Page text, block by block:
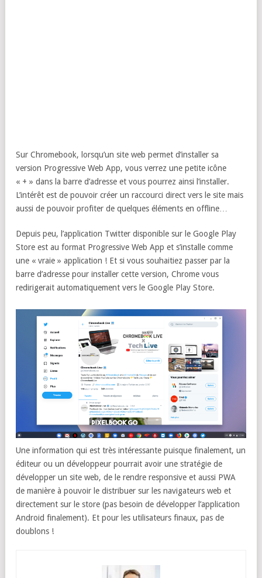
Sur Chromebook, lorsqu’un site web permet d’installer sa
version Progressive Web App, vous verrez une petite icône
« + » dans la barre d’adresse et vous pourrez ainsi l’installer.
L’intérêt est de pouvoir créer un raccourci direct vers le site mais
aussi de pouvoir profiter de quelques éléments en offline…
Depuis peu, l’application Twitter disponible sur le Google Play
Store est au format Progressive Web App et s’installe comme
une « vraie » application ! Et si vous souhaitiez passer par la
barre d’adresse pour installer cette version, Chrome vous
redirigerait automatiquement vers le Google Play Store.
Une information qui est très intéressante puisque finalement, un
éditeur ou un développeur pourrait avoir une stratégie de
développer un site web, de le rendre responsive et aussi PWA
de manière à pouvoir le distribuer sur les navigateurs web et
directement sur le store (pas besoin de développer l’application
Android finalement). Et pour les utilisateurs finaux, pas de
doublons !